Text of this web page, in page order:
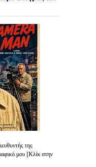
της
μου [Κλίκ στην